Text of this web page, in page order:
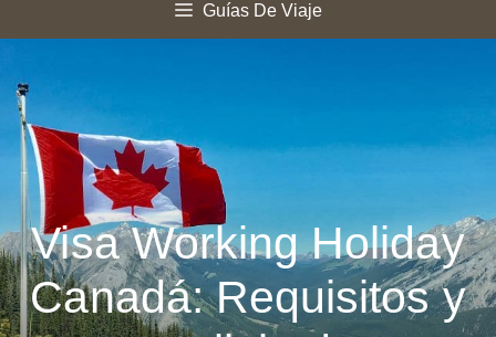
Guías De Viaje
Visa Working Holiday
Canadá: Requisitos y